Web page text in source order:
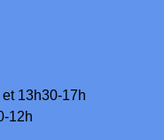
13h30-17h
12h